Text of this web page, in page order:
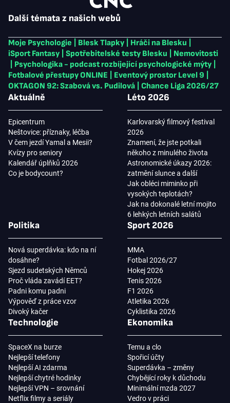
Další témata z našich webů
Moje Psychologie Blesk Tlapky Hráči na Blesku
iSport Fantasy
Spotřebitelské testy Blesku
Nemovitosti
Psychologika - podcast rozbíjející psychologické mýty
Fotbalové přestupy ONLINE
Eventový prostor Level 9
OKTAGON 92: Szabová vs. Pudilová
Chance Liga 2026/27
Aktuálně
Epicentrum
Neštovice: příznaky, léčba
V čem jezdí Yamal a Mesii?
Kvízy pro seniory
Kalendář úplňků 2026
Co je bodycount?
Léto 2026
Karlovarský filmový festival
2026
Znamení, že jste potkali
někoho z minulého života
Astronomické úkazy 2026:
zatmění slunce a další
Jak obléci miminko při
vysokých teplotách?
Jak na dokonalé letní mojito
6 lehkých letních salátů
Politika
Nová superdávka: kdo na ní
dosáhne?
Sjezd sudetských Němců
Proč vláda zavádí EET?
Padni komu padni
Výpověď z práce vzor
Divoký kačer
Sport 2026
MMA
Fotbal 2026/27
Hokej 2026
Tenis 2026
F1 2026
Atletika 2026
Cyklistika 2026
Technologie
SpaceX na burze
Nejlepší telefony
Nejlepší AI zdarma
Nejlepší chytré hodinky
Nejlepší VPN – srovnání
Netflix filmy a seriály
Ekonomika
Temu a clo
Spořicí účty
Superdávka – změny
Chybějící roky k důchodu
Minimální mzda 2027
Vedro v práci